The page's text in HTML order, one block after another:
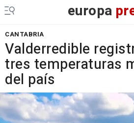
europa
CANTABRIA
Valderredible
tres temperaturas
del país